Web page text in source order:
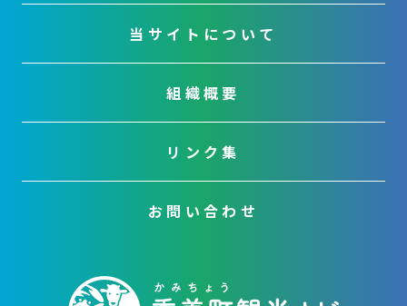
当サイトについて
組織概要
リンク集
お問い合わせ